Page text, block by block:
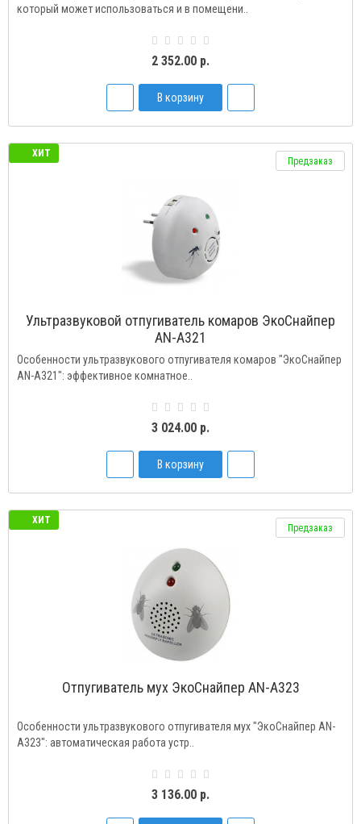
который может использоваться и в помещени..
2 352.00 р.
В корзину
ХИТ
Предзаказ
Ультразвуковой отпугиватель комаров ЭкоСнайпер
AN-A321
Особенности ультразвукового отпугивателя комаров "ЭкоСнайпер
AN-A321": эффективное комнатное..
3 024.00 р.
В корзину
ХИТ
Предзаказ
Отпугиватель мух ЭкоСнайпер AN-A323
Особенности ультразвукового отпугивателя мух "ЭкоСнайпер AN-
A323": автоматическая работа устр..
3 136.00 р.